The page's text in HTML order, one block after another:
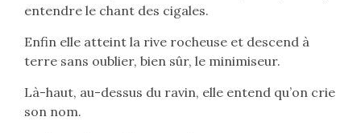
entendre le chant des cigales.
Enfin elle atteint la rive rocheuse et descend à
terre sans oublier, bien sûr, le minimiseur.
Là-haut, au-dessus du ravin, elle entend qu’on crie
son nom.